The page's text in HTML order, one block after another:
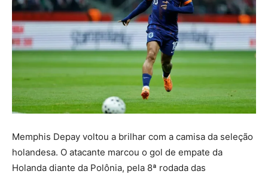
Memphis Depay voltou a brilhar com a camisa da seleção
holandesa. O atacante marcou o gol de empate da
Holanda diante da Polônia, pela 8ª rodada das